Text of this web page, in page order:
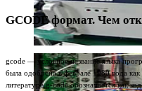
GCODE формат. Чем
gcode — условное название языка
была одобрена в феврале 1980 года
литературе g-code обозначается как